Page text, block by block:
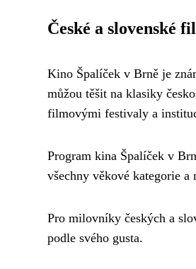
České a slovenské
Kino Špalíček v Brně je
můžou těšit na klasiky
filmovými festivaly a
Program kina Špalíček v
všechny věkové kategorie
Pro milovníky českých a
podle svého gusta.